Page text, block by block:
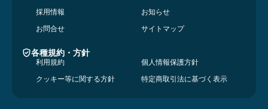
採用情報
お知らせ
お問合せ
サイトマップ
各種規約・方針
利用規約
個人情報保護方針
クッキー等に関する方針
特定商取引法に基づく表示